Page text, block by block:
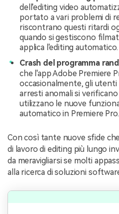
dell'editing video
portato a vari problemi di
riscontrano questi ritardi
quando si gestiscono
applica l'editing automatico.
Crash del programma
che l'app Adobe Premiere
occasionalmente, gli
arresti anomali si
utilizzano le nuove
automatico in Premiere Pro.
Con così tante nuove sfide
di lavoro di editing più lungo
da meravigliarsi se molti
alla ricerca di soluzioni